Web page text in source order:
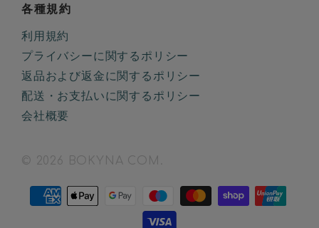
各種規約
利用規約
プライバシーに関するポリシー
返品および返金に関するポリシー
配送・お支払いに関するポリシー
会社概要
© 2026 BOKYNA COM.